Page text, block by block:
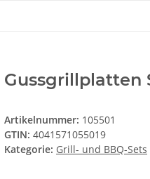
Gussgrillplatten
Artikelnummer: 105501
GTIN: 4041571055019
Kategorie: Grill- und BBQ-Sets